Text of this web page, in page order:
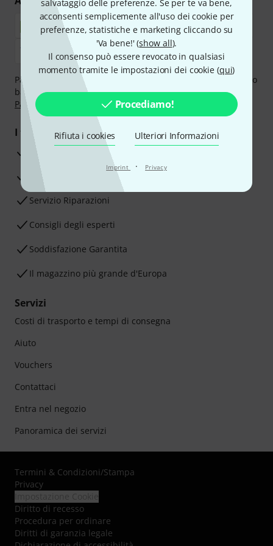
salvataggio delle preferenze. Se per te va bene,
acconsenti semplicemente all'uso dei cookie per
preferenze, statistiche e marketing cliccando su
'Va bene!' (show all).
Il consenso può essere revocato in qualsiasi
momento tramite le impostazioni dei cookie (qui)
Procediamo!
Rifiuta i cookies Ulteriori Informazioni
Imprint · Privacy
Paga in tutta sicurezza con Contanti alla consegna, Bonifico
bancario, PayPal, Amazon Pay,Klarna Paga Ora,Klarna
Paga in 3 rate
oppure Carta di credito.
I tuoi vantaggi
3 anni di garanzia Thomann
30 giorni di garanzia soddisfatti o rimborsati
Servizio Riparazioni
Consigli degli esperti
Soddisfazione Garantita
Il magazzino più grande d'Europa
Servizi
Costi di trasporto e tempi di consegna
Aiuto
Vouchers
Contattaci
Entra nel negozio
Panoramica dei servizi
Termini & Condizioni/Stampa
Privacy
Diritto di recesso
Procedura per ordinare
Diritti di garanzia legale